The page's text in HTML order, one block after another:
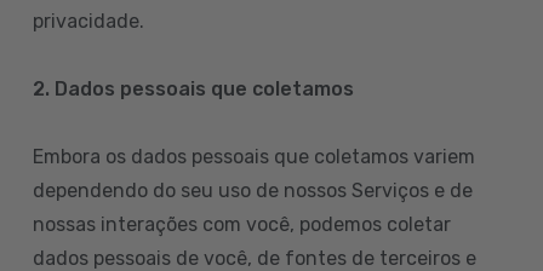
privacidade.
2. Dados pessoais que coletamos
Embora os dados pessoais que coletamos variem
dependendo do seu uso de nossos Serviços e de
nossas interações com você, podemos coletar
dados pessoais de você, de fontes de terceiros e